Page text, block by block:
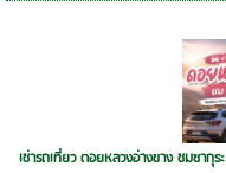
เช่ารถเที่ยว ดอยหลวงอ่างขาง ชมซากุระ